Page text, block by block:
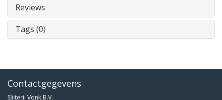
Reviews
Tags (0)
Contactgegevens
Slijterij Vonk B.V.